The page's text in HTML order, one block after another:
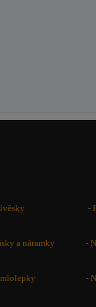
-
a náramky -
-